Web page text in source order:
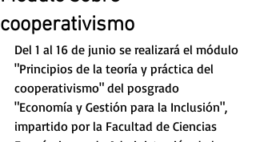
cooperativismo
Del 1 al 16 de junio se realizará el módulo
"Principios de la teoría y práctica del
cooperativismo" del posgrado
"Economía y Gestión para la Inclusión",
impartido por la Facultad de Ciencias